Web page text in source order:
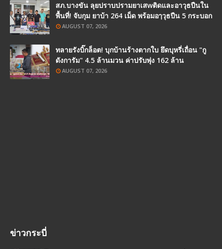
สภ.บางขัน ลุยปราบปรามยาเสwติดและอาวุธปืนใน
พื้นที่! จับกุม ยาบ้า 264 เม็ด พร้อมอๅวุธปืน 5 กระบอก
AUGUST 07, 2026
ทลายรังบิ๊กล็อต! บุกบ้านร้างตากใบ ยึดบุหรี่เถื่อน "กู
ดังการัม" 4.5 ล้านมวน ค่าปรับพุ่ง 162 ล้าน
AUGUST 07, 2026
ข่าวกระบี่